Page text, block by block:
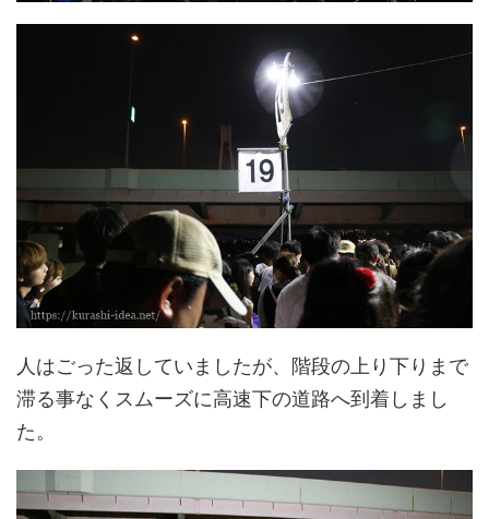
人はごった返していましたが、階段の上り下りまで
滞る事なくスムーズに高速下の道路へ到着しまし
た。